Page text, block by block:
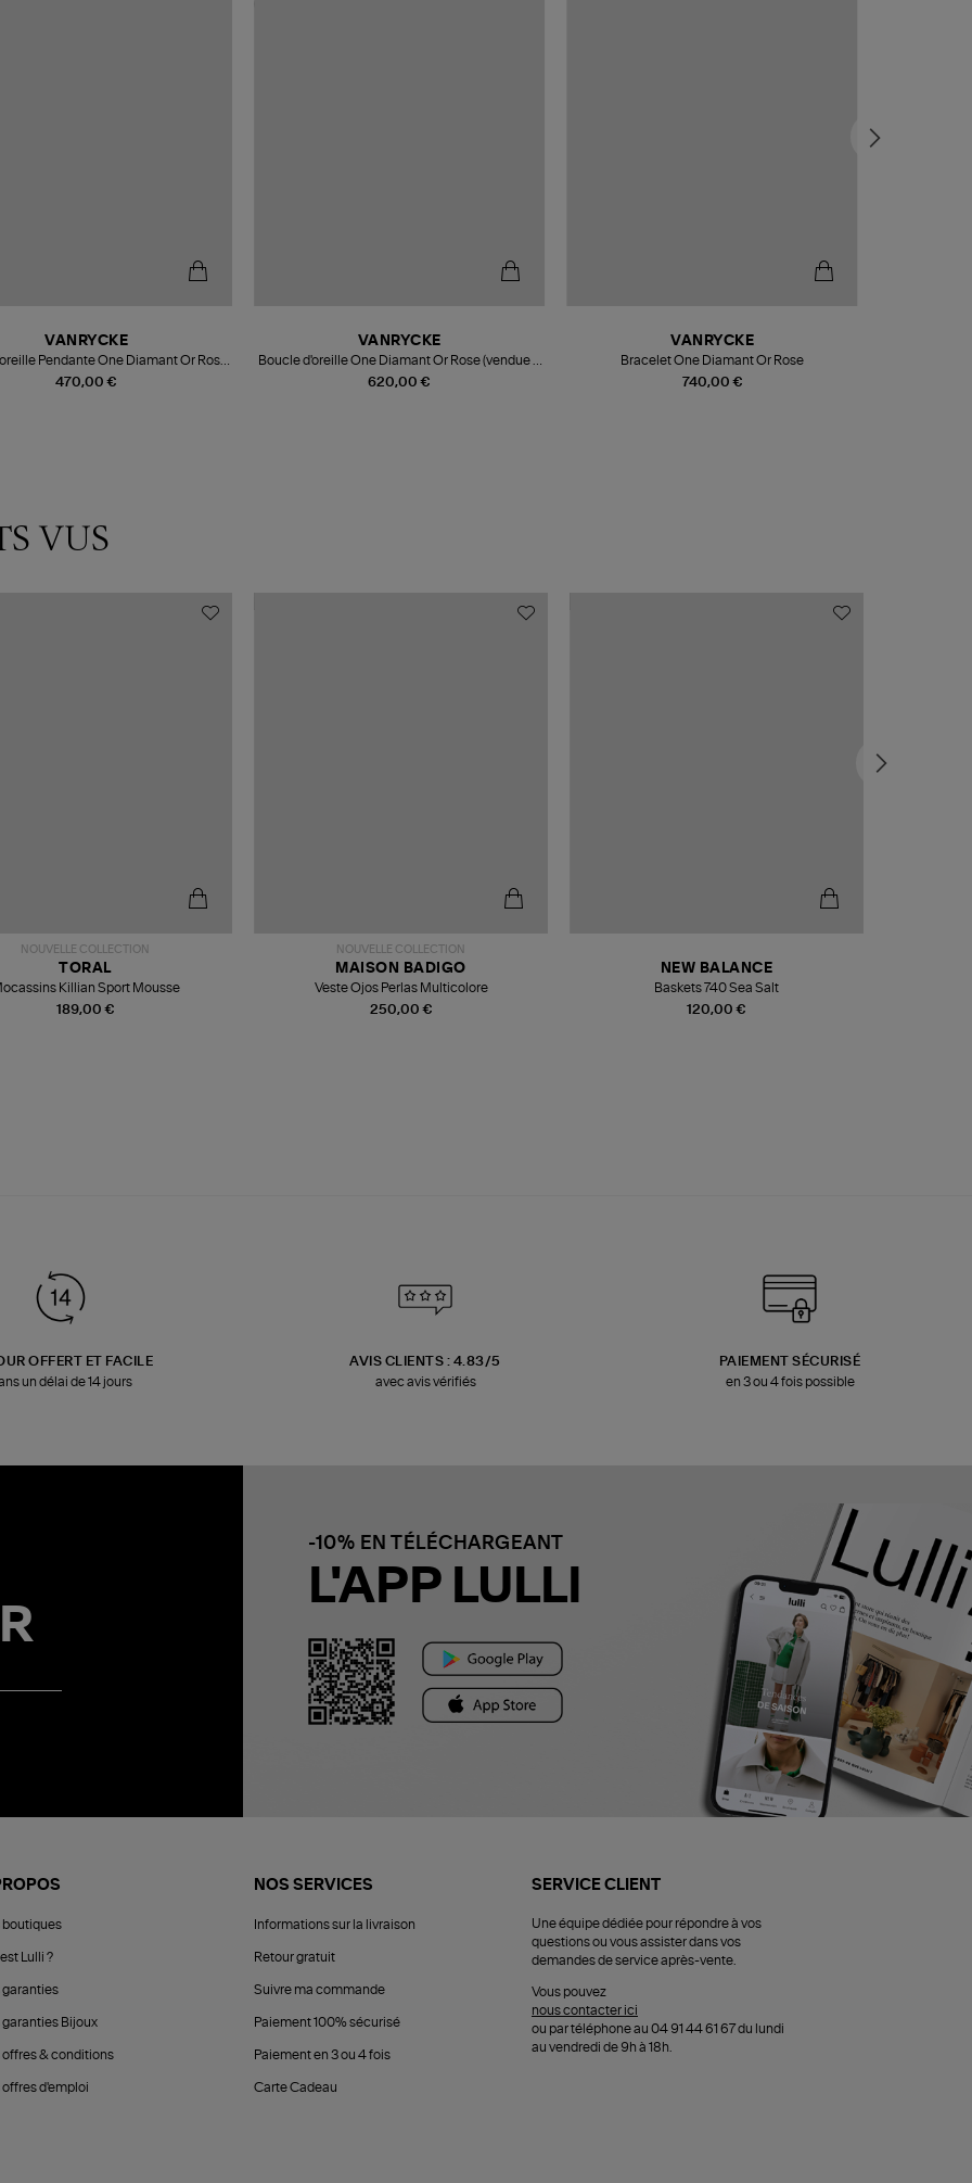
470,00 €
VANRYCKE
Pendante One Diamant Or Rose
(vendue à l'unité)
620,00 €
VANRYCKE
Boucle d'oreille One Diamant Or Rose (vendue à
l'unité)
740,00 €
VANRYCKE
Bracelet One Diamant Or Rose
VUS
NOUVELLE COLLECTION
189,00 €
TORAL
Killian Sport Mousse
NOUVELLE COLLECTION
250,00 €
MAISON BADIGO
Veste Ojos Perlas Multicolore
120,00 €
NEW BALANCE
Baskets 740 Sea Salt
OFFERT ET FACILE
un délai de 14 jours
AVIS CLIENTS : 4.83/5
avec avis vérifiés
PAIEMENT SÉCURISÉ
en 3 ou 4 fois possible
-10% EN TÉLÉCHARGEANT
L'APP LULLI
boutiques
Lulli ?
garanties
garanties Bijoux
offres & conditions
offres d'emploi
NOS SERVICES
Informations sur la livraison
Retour gratuit
Suivre ma commande
Paiement 100% sécurisé
Paiement en 3 ou 4 fois
Carte Cadeau
SERVICE CLIENT
Une équipe dédiée pour répondre à vos
questions ou vous assister dans vos
demandes de service après-vente.
Vous pouvez
nous contacter ici
ou par téléphone au 04 91 44 61 67 du lundi
au vendredi de 9h à 18h.